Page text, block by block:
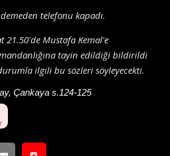
telefonu kapadı.
21.50'de Mustafa Kemal'e
tayin edildiği bildirildi
ilgili bu sözleri söyleyecekti.
Çankaya s.124-125